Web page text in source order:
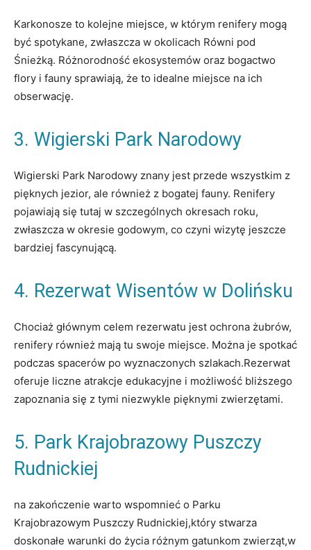
Karkonosze to kolejne miejsce, w którym renifery mogą
być spotykane, zwłaszcza w okolicach Równi pod
Śnieżką. Różnorodność ekosystemów oraz bogactwo
flory i fauny sprawiają, że to idealne miejsce na ich
obserwację.
3. Wigierski Park Narodowy
Wigierski Park Narodowy znany jest przede wszystkim z
pięknych jezior, ale również z bogatej fauny. Renifery
pojawiają się tutaj w szczególnych okresach roku,
zwłaszcza w okresie godowym, co czyni wizytę jeszcze
bardziej fascynującą.
4. Rezerwat Wisentów w Dolińsku
Chociaż głównym celem rezerwatu jest ochrona żubrów,
renifery również mają tu swoje miejsce. Można je spotkać
podczas spacerów po wyznaczonych szlakach.Rezerwat
oferuje liczne atrakcje edukacyjne i możliwość bliższego
zapoznania się z tymi niezwykle pięknymi zwierzętami.
5. Park Krajobrazowy Puszczy
Rudnickiej
na zakończenie warto wspomnieć o Parku
Krajobrazowym Puszczy Rudnickiej,który stwarza
doskonałe warunki do życia różnym gatunkom zwierząt,w